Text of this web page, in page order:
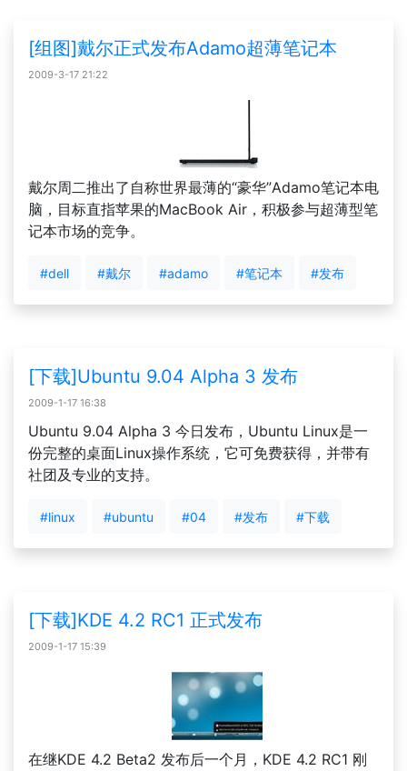
[组图]戴尔正式发布Adamo超薄笔记本
2009-3-17 21:22
戴尔周二推出了自称世界最薄的“豪华”Adamo笔记本电
脑，目标直指苹果的MacBook Air，积极参与超薄型笔
记本市场的竞争。
#dell #戴尔 #adamo #笔记本 #发布
[下载]Ubuntu 9.04 Alpha 3 发布
2009-1-17 16:38
Ubuntu 9.04 Alpha 3 今日发布，Ubuntu Linux是一
份完整的桌面Linux操作系统，它可免费获得，并带有
社团及专业的支持。
#linux #ubuntu #04 #发布 #下载
[下载]KDE 4.2 RC1 正式发布
2009-1-17 15:39
在继KDE 4.2 Beta2 发布后一个月，KDE 4.2 RC1 刚